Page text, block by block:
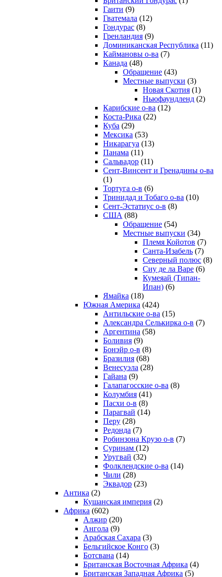
Гаити (9)
Гватемала (12)
Гондурас (8)
Гренландия (9)
Доминиканская Республика (11)
Каймановы о-ва (7)
Канада (48)
Обращение (43)
Местные выпуски (3)
Новая Скотия (1)
Ньюфаундленд (2)
Карибские о-ва (12)
Коста-Рика (22)
Куба (29)
Мексика (53)
Никарагуа (13)
Панама (11)
Сальвадор (11)
Сент-Винсент и Гренадины о-ва
(1)
Тортуга о-в (6)
Тринидад и Тобаго о-ва (10)
Сент-Эстатиус о-в (8)
США (88)
Обращение (54)
Местные выпуски (34)
Племя Койотов (7)
Санта-Изабель (7)
Северный полюс (8)
Сиу де ла Варе (6)
Кумеяай (Типан-
Ипан) (6)
Ямайка (18)
Южная Америка (424)
Антильские о-ва (15)
Александра Селькирка о-в (7)
Аргентина (58)
Боливия (9)
Бонэйр о-в (8)
Бразилия (68)
Венесуэла (28)
Гайана (9)
Галапагосские о-ва (8)
Колумбия (41)
Пасхи о-в (8)
Парагвай (14)
Перу (28)
Редонда (7)
Робинзона Крузо о-в (7)
Суринам (12)
Уругвай (32)
Фолклендские о-ва (14)
Чили (28)
Эквадор (23)
Антика (2)
Кушанская империя (2)
Африка (602)
Алжир (20)
Ангола (9)
Арабская Сахара (3)
Бельгийское Конго (3)
Ботсвана (14)
Британская Восточная Африка (4)
Британская Западная Африка (5)